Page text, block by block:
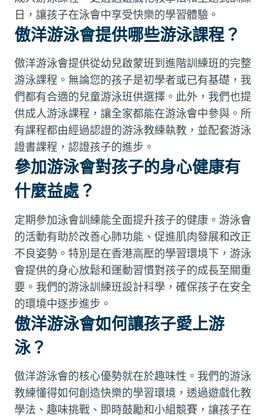
日，讓孩子在泳會中享受快樂的學習體驗。
傲洋游泳會提供哪些游泳課程？
傲洋游泳會提供從幼兒啟蒙班到進階訓練班的完整
游泳課程。無論您的孩子是初學者或已有基礎，我
們都有合適的兒童游泳班供選擇。此外，我們也提
供成人游泳課程，讓全家都能在游泳會中參與。所
有課程都由經過認證的游泳教練執教，並配套游泳
證書課程，認證孩子的進步。
參加游泳會對孩子的身心健康有
什麼益處？
定期參加泳會訓練能全面提升孩子的健康。游泳會
的活動有助於改善心肺功能、促進肌肉發展和改正
不良姿勢。特別是在香港高壓的學習環境下，游泳
會提供的身心放鬆和運動習慣對孩子的成長至關重
要。我們的游泳訓練班設計科學，確保孩子在安全
的環境中逐步進步。
傲洋游泳會如何讓孩子愛上游
泳？
傲洋游泳會的核心優勢就在於趣味性。我們的游泳
教練懂得如何創造快樂的學習環境，透過遊戲化教
學法、趣味挑戰、即時鼓勵和小組競賽，讓孩子在